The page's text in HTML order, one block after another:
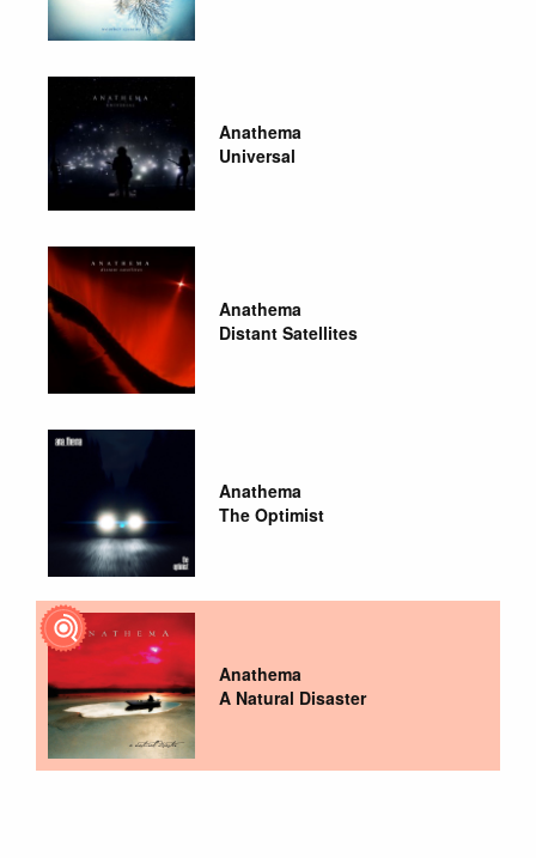
Anathema
Universal
Anathema
Distant Satellites
Anathema
The Optimist
Anathema
A Natural Disaster